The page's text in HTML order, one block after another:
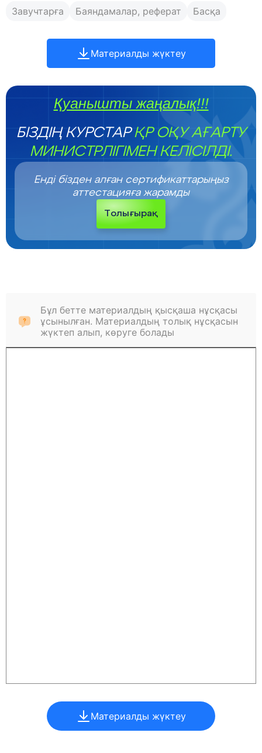
Завучтарға Баяндамалар, реферат Басқа
Материалды жүктеу
Қуанышты жаңалық!!!
БІЗДІҢ КУРСТАРҚР ОҚУ АҒАРТУ
МИНИСТРЛІГІМЕН КЕЛІСІЛДІ.
Енді бізден алған сертификаттарыңыз
аттестацияға жарамды
Толығырақ
Бұл бетте материалдың қысқаша нұсқасы
ұсынылған. Материалдың толық нұсқасын
жүктеп алып, көруге болады
Материалды жүктеу